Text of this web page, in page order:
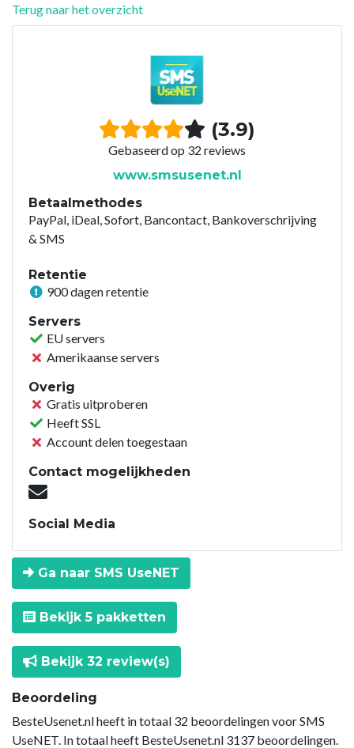
Terug naar het overzicht
(3.9)
Gebaseerd op 32 reviews
www.smsusenet.nl
Betaalmethodes
PayPal, iDeal, Sofort, Bancontact, Bankoverschrijving
& SMS
Retentie
900 dagen retentie
Servers
EU servers
Amerikaanse servers
Overig
Gratis uitproberen
Heeft SSL
Account delen toegestaan
Contact mogelijkheden
Social Media
Ga naar SMS UseNET
Bekijk 5 pakketten
Bekijk 32 review(s)
Beoordeling
BesteUsenet.nl heeft in totaal 32 beoordelingen voor SMS
UseNET. In totaal heeft BesteUsenet.nl 3137 beoordelingen.